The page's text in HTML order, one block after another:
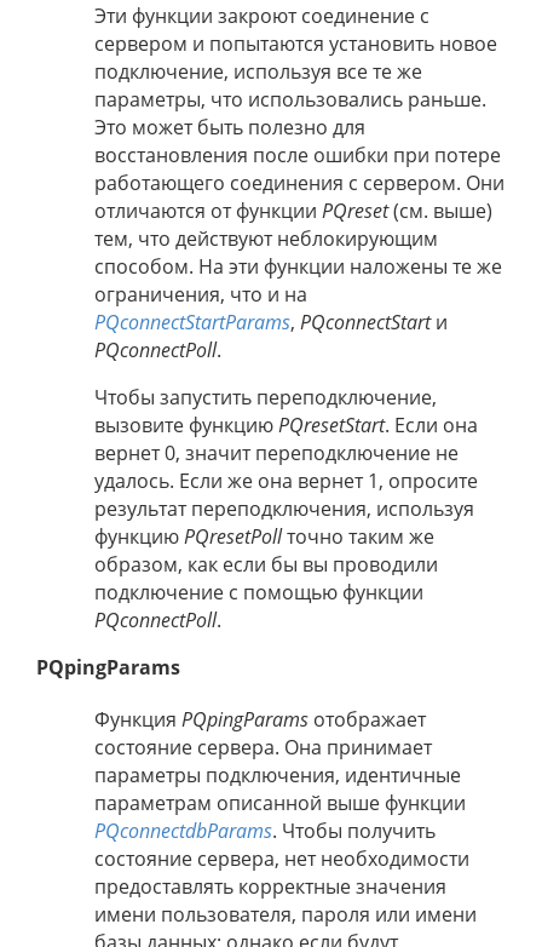
Эти функции закроют соединение с
сервером и попытаются установить новое
подключение, используя все те же
параметры, что использовались раньше.
Это может быть полезно для
восстановления после ошибки при потере
работающего соединения с сервером. Они
отличаются от функции PQreset(см. выше)
тем, что действуют неблокирующим
способом. На эти функции наложены те же
ограничения, что и на
PQconnectStartParams, PQconnectStartи
PQconnectPoll.
Чтобы запустить переподключение,
вызовите функциюPQresetStart. Если она
вернет 0, значит переподключение не
удалось. Если же она вернет 1, опросите
результат переподключения, используя
функциюPQresetPollточно таким же
образом, как если бы вы проводили
подключение с помощью функции
PQconnectPoll.
PQpingParams
Функция PQpingParams отображает
состояние сервера. Она принимает
параметры подключения, идентичные
параметрам описанной выше функции
PQconnectdbParams. Чтобы получить
состояние сервера, нет необходимости
предоставлять корректные значения
имени пользователя, пароля или имени